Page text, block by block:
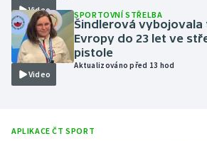
Olympijské hry
Parasport
Plavání
Video
Video
SPORTOVNÍ STŘELBA
Šindlerová vybojovala
Evropy do 23 let ve
pistole
Aktualizováno před 13 hod
APLIKACE ČT SPORT